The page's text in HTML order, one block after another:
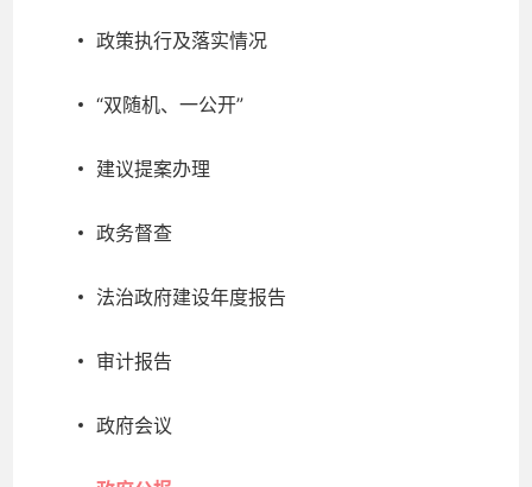
政策执行及落实情况
“双随机、一公开”
建议提案办理
政务督查
法治政府建设年度报告
审计报告
政府会议